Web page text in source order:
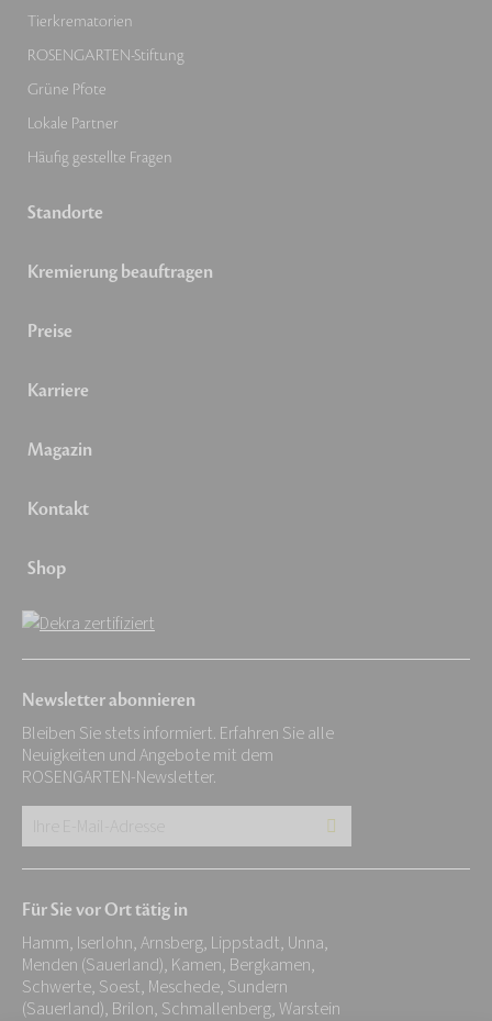
Tierkrematorien
ROSENGARTEN-Stiftung
Grüne Pfote
Lokale Partner
Häufig gestellte Fragen
Standorte
Kremierung beauftragen
Preise
Karriere
Magazin
Kontakt
Shop
Newsletter abonnieren
Bleiben Sie stets informiert. Erfahren Sie alle
Neuigkeiten und Angebote mit dem
ROSENGARTEN-Newsletter.
Adresse:
*
Für Sie vor Ort tätig in
Hamm, Iserlohn, Arnsberg, Lippstadt, Unna,
Menden (Sauerland), Kamen, Bergkamen,
Schwerte, Soest, Meschede, Sundern
(Sauerland), Brilon, Schmallenberg, Warstein